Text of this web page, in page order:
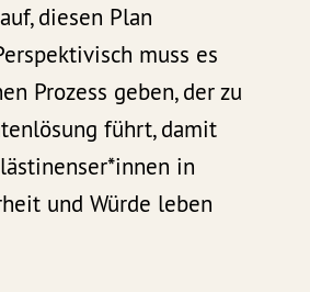
diesen Plan
muss es
Prozess geben, der zu
führt, damit
in
und Würde leben